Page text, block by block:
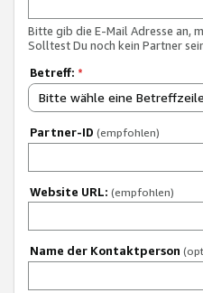
Bitte gib die E-Mail Adresse an,
Solltest Du noch kein Partner
Betreff: *
Bitte wähle eine
Partner-ID (empfohlen)
Website URL: (empfohlen)
Name der Kontaktperson